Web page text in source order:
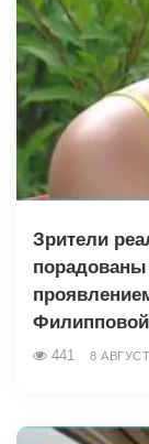
Зрители
441 8